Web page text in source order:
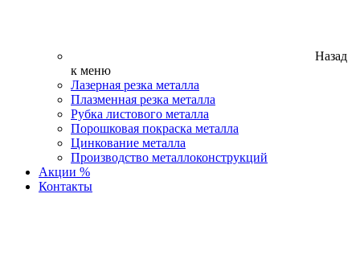
Назад
к меню
Лазерная резка металла
Плазменная резка металла
Рубка листового металла
Порошковая покраска металла
Цинкование металла
Производство металлоконструкций
Акции %
Контакты